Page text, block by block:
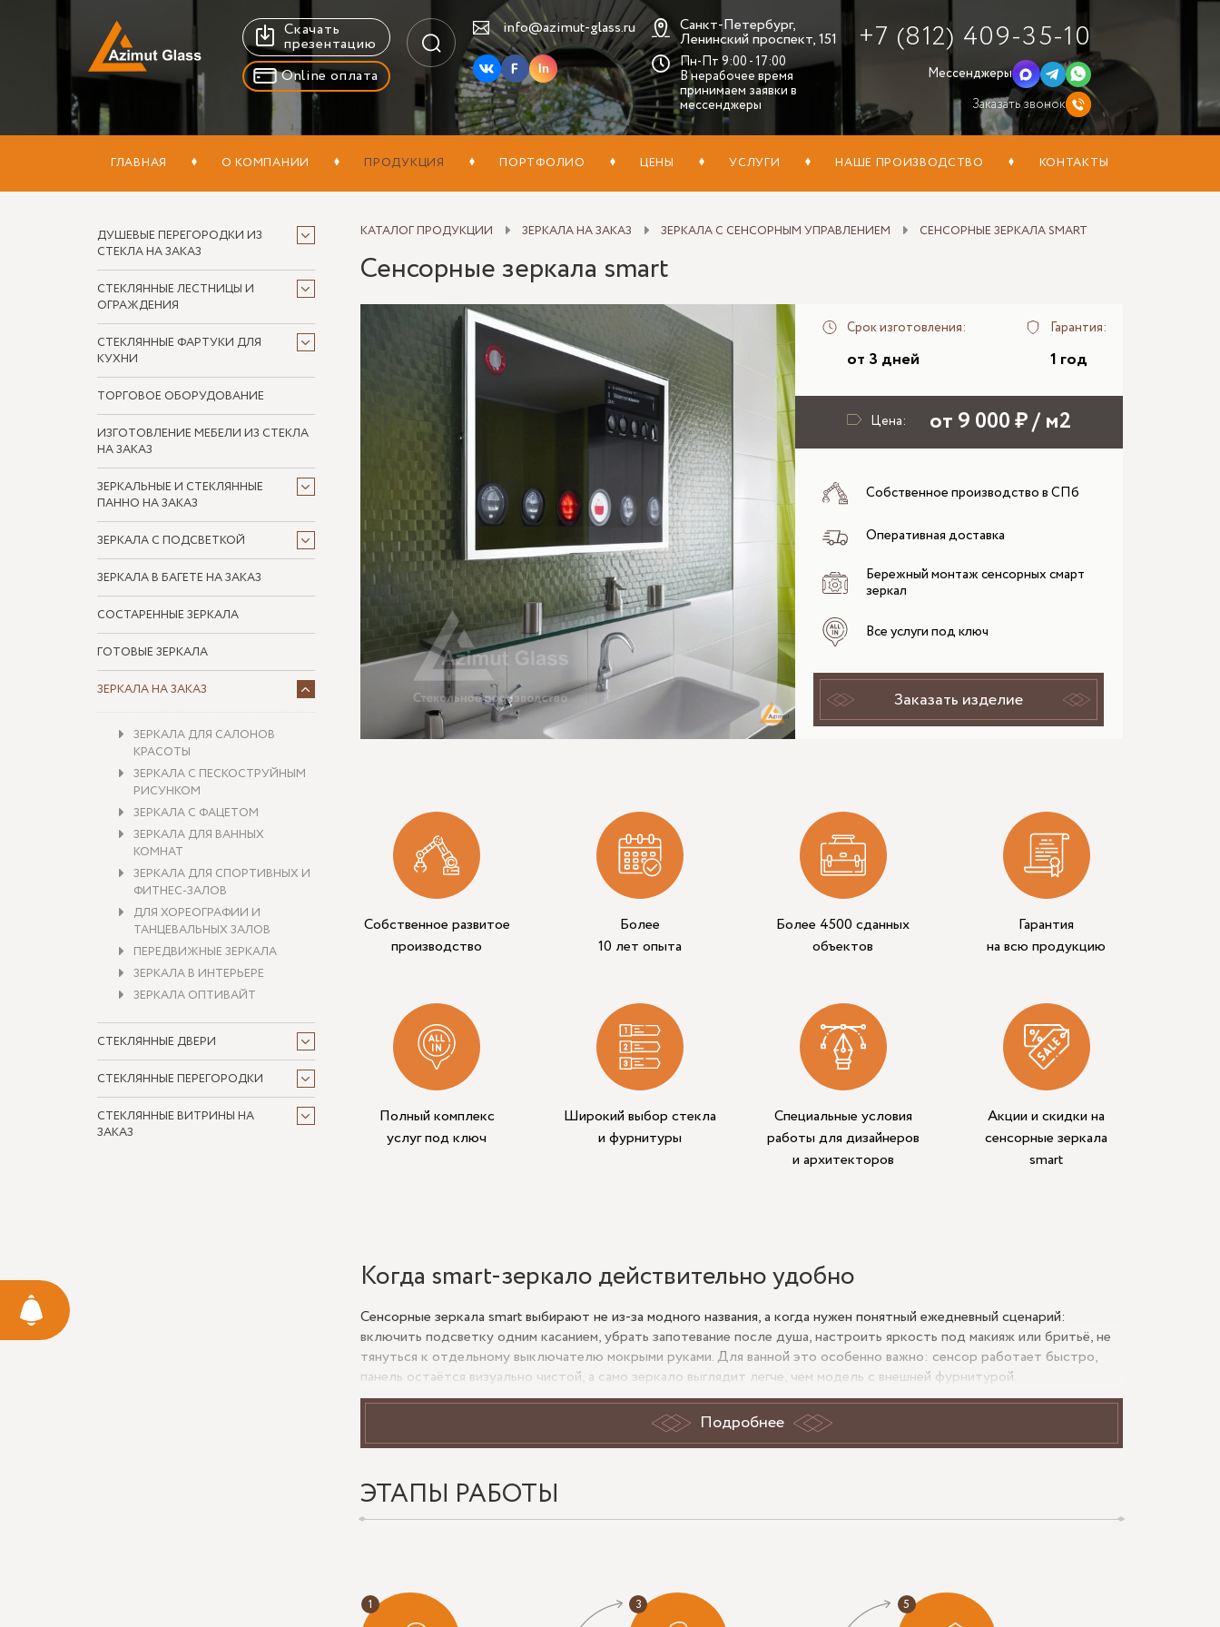
Скачать
презентацию
Online оплата
info@azimut-glass.ru
In
Санкт-Петербург,
Ленинский проспект, 151
Пн-Пт 9:00 - 17:00
В нерабочее время
принимаем заявки в
мессенджеры
+7 (812) 409-35-10
Мессенджеры
Заказать звонок
ГЛАВНАЯ О КОМПАНИИ ПРОДУКЦИЯ ПОРТФОЛИО ЦЕНЫ УСЛУГИ НАШЕ ПРОИЗВОДСТВО КОНТАКТЫ
ДУШЕВЫЕ ПЕРЕГОРОДКИ ИЗ
СТЕКЛА НА ЗАКАЗ
СТЕКЛЯННЫЕ ЛЕСТНИЦЫ И
ОГРАЖДЕНИЯ
СТЕКЛЯННЫЕ ФАРТУКИ ДЛЯ
КУХНИ
ТОРГОВОЕ ОБОРУДОВАНИЕ
ИЗГОТОВЛЕНИЕ МЕБЕЛИ ИЗ СТЕКЛА
НА ЗАКАЗ
ЗЕРКАЛЬНЫЕ И СТЕКЛЯННЫЕ
ПАННО НА ЗАКАЗ
ЗЕРКАЛА С ПОДСВЕТКОЙ
ЗЕРКАЛА В БАГЕТЕ НА ЗАКАЗ
СОСТАРЕННЫЕ ЗЕРКАЛА
ГОТОВЫЕ ЗЕРКАЛА
ЗЕРКАЛА НА ЗАКАЗ
ЗЕРКАЛА ДЛЯ САЛОНОВ
КРАСОТЫ
ЗЕРКАЛА С ПЕСКОСТРУЙНЫМ
РИСУНКОМ
ЗЕРКАЛА С ФАЦЕТОМ
ЗЕРКАЛА ДЛЯ ВАННЫХ
КОМНАТ
ЗЕРКАЛА ДЛЯ СПОРТИВНЫХ И
ФИТНЕС-ЗАЛОВ
ДЛЯ ХОРЕОГРАФИИ И
ТАНЦЕВАЛЬНЫХ ЗАЛОВ
ПЕРЕДВИЖНЫЕ ЗЕРКАЛА
ЗЕРКАЛА В ИНТЕРЬЕРЕ
ЗЕРКАЛА ОПТИВАЙТ
СТЕКЛЯННЫЕ ДВЕРИ
СТЕКЛЯННЫЕ ПЕРЕГОРОДКИ
СТЕКЛЯННЫЕ ВИТРИНЫ НА
ЗАКАЗ
КАТАЛОГ ПРОДУКЦИИ ЗЕРКАЛА НА ЗАКАЗ ЗЕРКАЛА С СЕНСОРНЫМ УПРАВЛЕНИЕМ СЕНСОРНЫЕ ЗЕРКАЛА SMART
Сенсорные зеркала smart
Срок изготовления:
от 3 дней
Гарантия:
1 год
Цена: от 9 000 ₽ / м2
Собственное производство в СПб
Оперативная доставка
Бережный монтаж сенсорных смарт
зеркал
Все услуги под ключ
Заказать изделие
Собственное развитое
производство
Более
10 лет опыта
Более 4500 сданных
объектов
Гарантия
на всю продукцию
Полный комплекс
услуг под ключ
Широкий выбор стекла
и фурнитуры
Специальные условия
работы для дизайнеров
и архитекторов
Акции и скидки на
сенсорные зеркала
smart
Когда smart-зеркало действительно удобно
Сенсорные зеркала smart выбирают не из-за модного названия, а когда нужен понятный ежедневный сценарий:
включить подсветку одним касанием, убрать запотевание после душа, настроить яркость под макияж или бритьё, не
тянуться к отдельному выключателю мокрыми руками. Для ванной это особенно важно: сенсор работает быстро,
панель остаётся визуально чистой, а само зеркало выглядит легче, чем модель с внешней фурнитурой.
На практике smart-модели чаще заказывают в ванную комнату, мастер-санузел, зону туалетного столика и в частные
интерьеры с лаконичной мебелью. Если помещение небольшое, зеркало с сенсорным управлением помогает убрать
лишние детали со стены. Если комната просторная, smart-панель можно сделать крупной, с несколькими зонами
Что важно решить до изготовления
Расположение сенсора. Его ставят там, где до него удобно дотянуться, но он не мешает отражению и не попадает
Подробнее
ЭТАПЫ РАБОТЫ